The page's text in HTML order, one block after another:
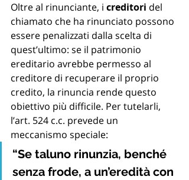
Oltre al rinunciante, i creditori del
chiamato che ha rinunciato possono
essere penalizzati dalla scelta di
quest’ultimo: se il patrimonio
ereditario avrebbe permesso al
creditore di recuperare il proprio
credito, la rinuncia rende questo
obiettivo più difficile. Per tutelarli,
l’art. 524 c.c. prevede un
meccanismo speciale:
“Se taluno rinunzia, benché
senza frode, a un’eredità con